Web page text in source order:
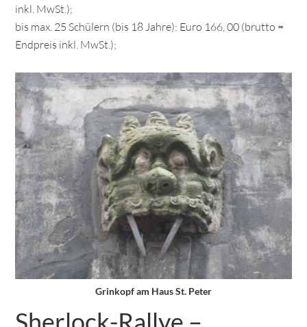
inkl. MwSt.);
bis max. 25 Schülern (bis 18 Jahre): Euro 166, 00 (brutto =
Endpreis inkl. MwSt.);
Grinkopf am Haus St. Peter